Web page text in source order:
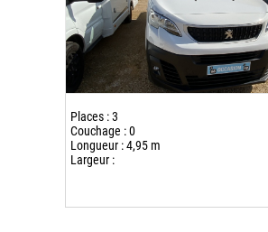
Places : 3
Couchage : 0
Longueur : 4,95 m
Largeur :